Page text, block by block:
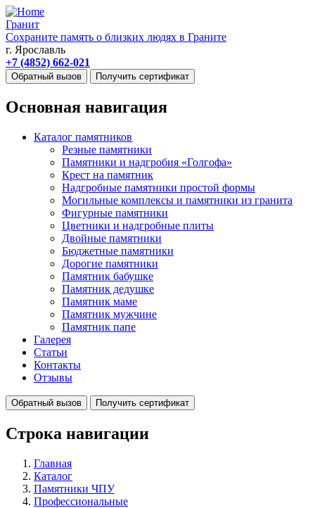
Гранит
Сохраните память о близких людях в Граните
г. Ярославль
+7 (4852) 662-021
Обратный вызов Получить сертификат
Основная навигация
Каталог памятников
Резные памятники
Памятники и надгробия «Голгофа»
Крест на памятник
Надгробные памятники простой формы
Могильные комплексы и памятники из гранита
Фигурные памятники
Цветники и надгробные плиты
Двойные памятники
Бюджетные памятники
Дорогие памятники
Памятник бабушке
Памятник дедушке
Памятник маме
Памятник мужчине
Памятник папе
Галерея
Статьи
Контакты
Отзывы
Обратный вызов Получить сертификат
Строка навигации
Главная
Каталог
Памятники ЧПУ
Профессиональные